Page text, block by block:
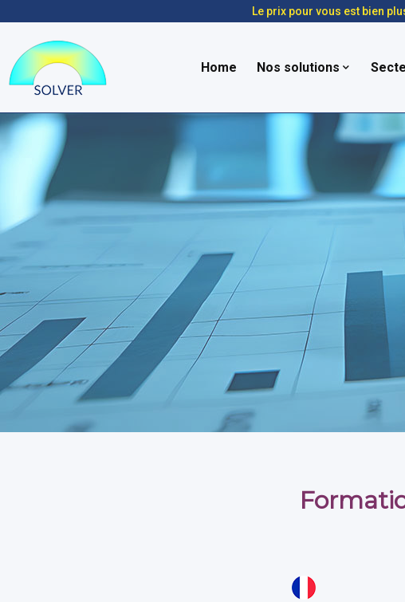
Le prix pour vous est bien
Home Nos solutions